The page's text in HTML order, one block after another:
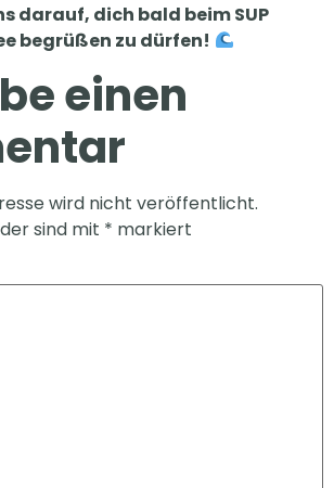
darauf, dich bald beim SUP
begrüßen zu dürfen!
einen
wird nicht veröffentlicht.
sind mit * markiert